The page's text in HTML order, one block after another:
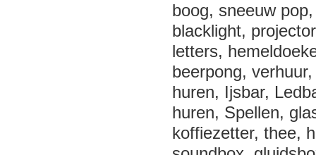
boog, sneeuw
blacklight,
letters,
beerpong,
huren, Ijsbar,
huren, Spellen,
koffiezetter, thee,